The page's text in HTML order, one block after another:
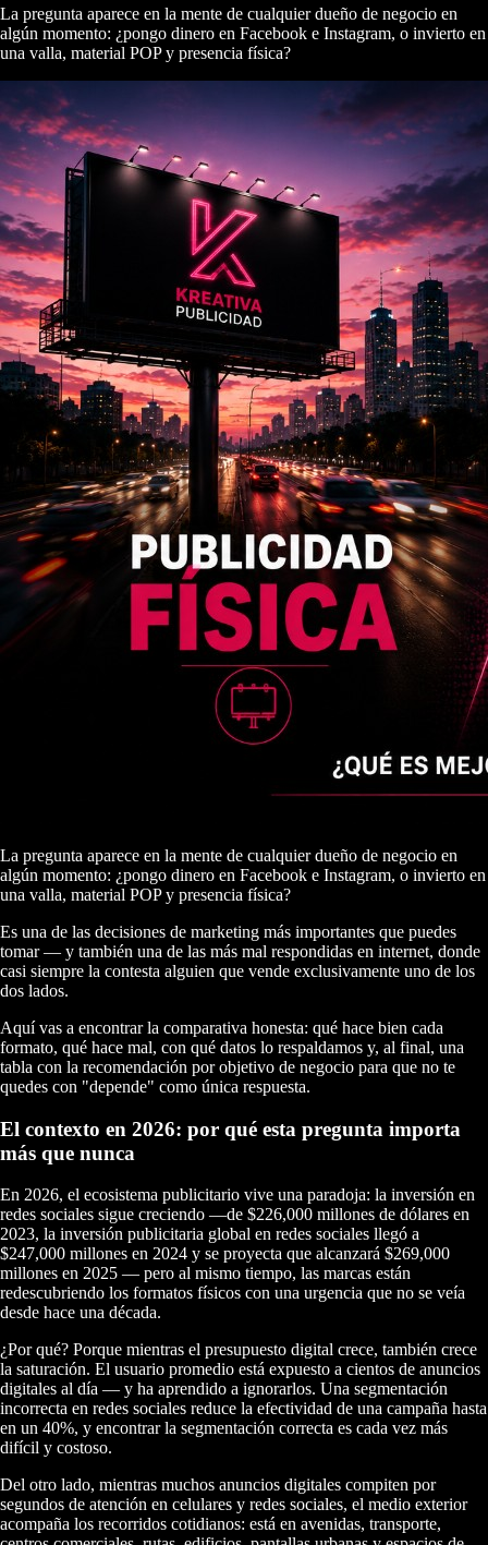
La pregunta aparece en la mente de cualquier dueño de negocio en
algún momento: ¿pongo dinero en Facebook e Instagram, o invierto en
una valla, material POP y presencia física?
La pregunta aparece en la mente de cualquier dueño de negocio en
algún momento: ¿pongo dinero en Facebook e Instagram, o invierto en
una valla, material POP y presencia física?
Es una de las decisiones de marketing más importantes que puedes
tomar — y también una de las más mal respondidas en internet, donde
casi siempre la contesta alguien que vende exclusivamente uno de los
dos lados.
Aquí vas a encontrar la comparativa honesta: qué hace bien cada
formato, qué hace mal, con qué datos lo respaldamos y, al final, una
tabla con la recomendación por objetivo de negocio para que no te
quedes con "depende" como única respuesta.
El contexto en 2026: por qué esta pregunta importa
más que nunca
En 2026, el ecosistema publicitario vive una paradoja: la inversión en
redes sociales sigue creciendo —de $226,000 millones de dólares en
2023, la inversión publicitaria global en redes sociales llegó a
$247,000 millones en 2024 y se proyecta que alcanzará $269,000
millones en 2025 — pero al mismo tiempo, las marcas están
redescubriendo los formatos físicos con una urgencia que no se veía
desde hace una década.
¿Por qué? Porque mientras el presupuesto digital crece, también crece
la saturación. El usuario promedio está expuesto a cientos de anuncios
digitales al día — y ha aprendido a ignorarlos. Una segmentación
incorrecta en redes sociales reduce la efectividad de una campaña hasta
en un 40%, y encontrar la segmentación correcta es cada vez más
difícil y costoso.
Del otro lado, mientras muchos anuncios digitales compiten por
segundos de atención en celulares y redes sociales, el medio exterior
acompaña los recorridos cotidianos: está en avenidas, transporte,